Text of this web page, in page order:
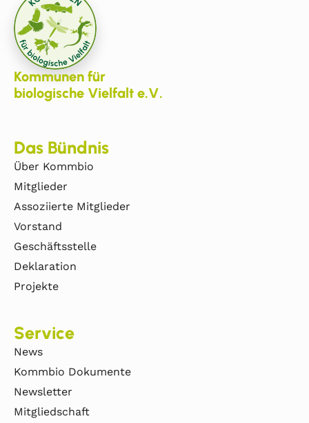
Kommunen für
biologische Vielfalt e.V.
Das Bündnis
Über Kommbio
Mitglieder
Assoziierte Mitglieder
Vorstand
Geschäftsstelle
Deklaration
Projekte
Service
News
Kommbio Dokumente
Newsletter
Mitgliedschaft